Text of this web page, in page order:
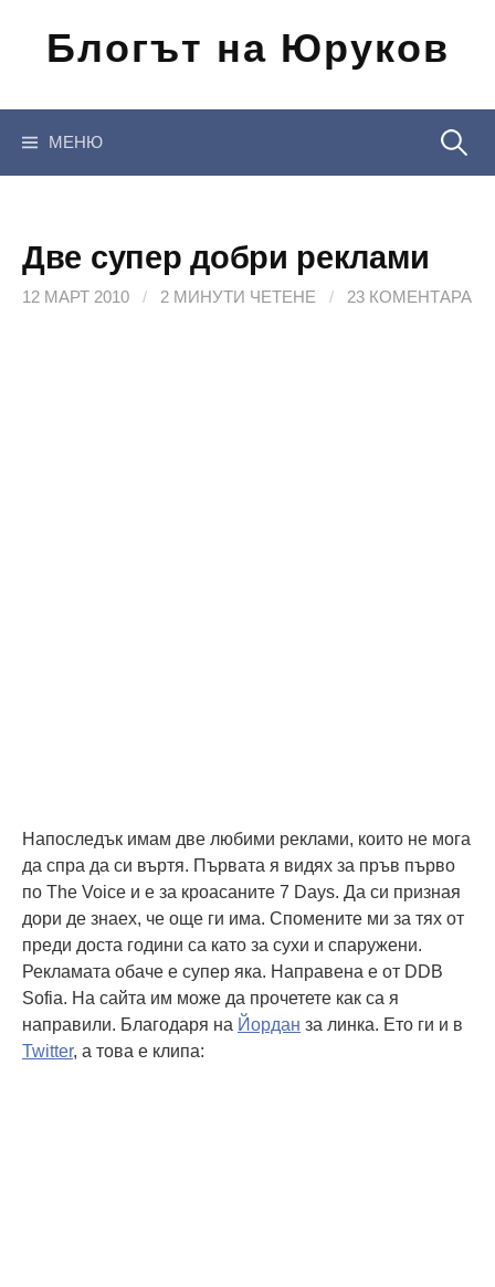
съдържанието
Блогът на Юруков
МЕНЮ
Две супер добри реклами
12 МАРТ 2010 / 2 МИНУТИ ЧЕТЕНЕ / 23 КОМЕНТАРА
Напоследък имам две любими реклами, които не мога
да спра да си въртя. Първата я видях за пръв първо
по The Voice и е за кроасаните 7 Days. Да си призная
дори де знаех, че още ги има. Спомените ми за тях от
преди доста години са като за сухи и спаружени.
Рекламата обаче е супер яка. Направена е от DDB
Sofia. На сайта им може да прочетете как са я
направили. Благодаря на Йордан за линка. Ето ги и в
Twitter, а това е клипа: